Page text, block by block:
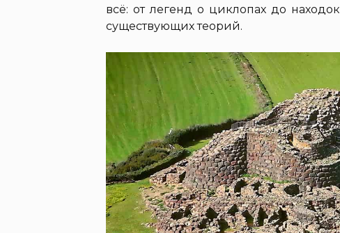
всё: от легенд о циклопах до
существующих теорий.